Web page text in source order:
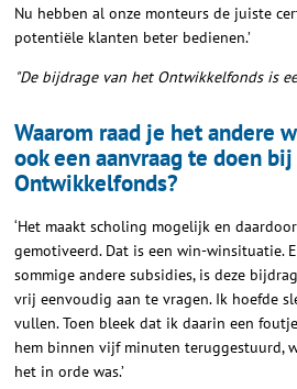
Nu hebben al onze monteurs de juiste
potentiële klanten beter bedienen.’
"De bijdrage van het Ontwikkelfonds is
Waarom raad je het andere
ook een aanvraag te doen
Ontwikkelfonds?
‘Het maakt scholing mogelijk en
gemotiveerd. Dat is een win-winsituatie.
sommige andere subsidies, is deze
vrij eenvoudig aan te vragen. Ik hoefde
vullen. Toen bleek dat ik daarin een
hem binnen vijf minuten teruggestuurd,
het in orde was.’